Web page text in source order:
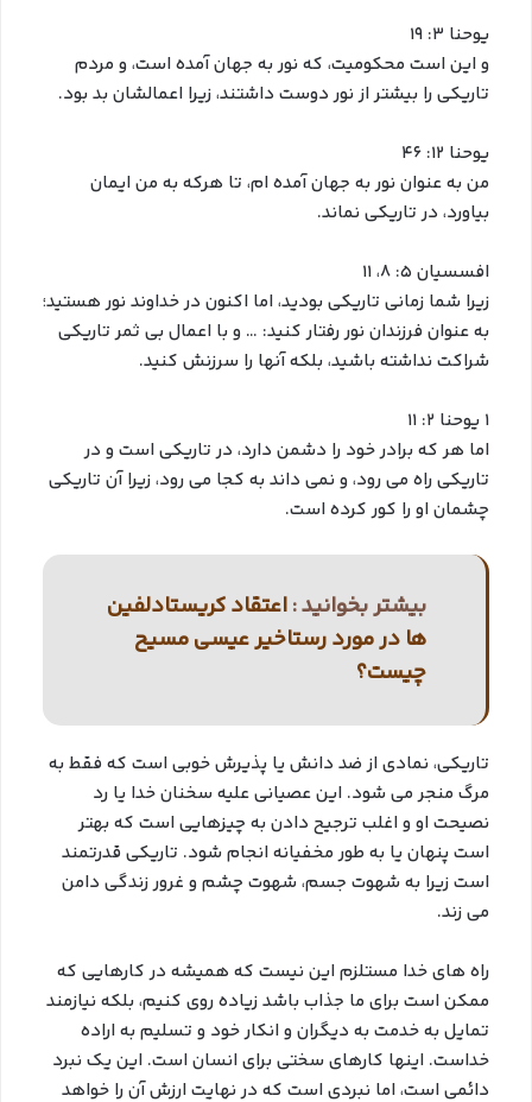
یوحنا ۳: ۱۹
و این است محکومیت، که نور به جهان آمده است، و مردم
تاریکی را بیشتر از نور دوست داشتند، زیرا اعمالشان بد بود.
یوحنا ۱۲: ۴۶
من به عنوان نور به جهان آمده ام، تا هرکه به من ایمان
بیاورد، در تاریکی نماند.
افسسیان ۵: ۸، ۱۱
زیرا شما زمانی تاریکی بودید، اما اکنون در خداوند نور هستید؛
به عنوان فرزندان نور رفتار کنید: … و با اعمال بی ثمر تاریکی
شراکت نداشته باشید، بلکه آنها را سرزنش کنید.
۱ یوحنا ۲: ۱۱
اما هر که برادر خود را دشمن دارد، در تاریکی است و در
تاریکی راه می رود، و نمی داند به کجا می رود، زیرا آن تاریکی
چشمان او را کور کرده است.
بیشتر بخوانید :اعتقاد کریستادلفین
ها در مورد رستاخیر عیسی مسیح
چیست؟
تاریکی، نمادی از ضد دانش یا پذیرش خوبی است که فقط به
مرگ منجر می شود. این عصیانی علیه سخنان خدا یا رد
نصیحت او و اغلب ترجیح دادن به چیزهایی است که بهتر
است پنهان یا به طور مخفیانه انجام شود. تاریکی قدرتمند
است زیرا به شهوت جسم، شهوت چشم و غرور زندگی دامن
می زند.
راه های خدا مستلزم این نیست که همیشه در کارهایی که
ممکن است برای ما جذاب باشد زیاده روی کنیم، بلکه نیازمند
تمایل به خدمت به دیگران و انکار خود و تسلیم به اراده
خداست. اینها کارهای سختی برای انسان است. این یک نبرد
دائمی است، اما نبردی است که در نهایت ارزش آن را خواهد